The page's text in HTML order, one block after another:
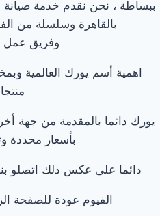
ببساطة ، نحن نقدم خدمة
بالقاهرة وسلسلة من
وفريق عمل
اهمية أسم يورك العالمية
يورك دائما بالمقدمة من جهة
بأسعار محددة
دائما على عكس ذلك اتصلو
الفيوم عودة للصفحة